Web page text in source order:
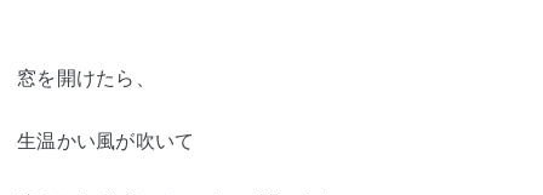
窓を開けたら、
生温かい風が吹いて